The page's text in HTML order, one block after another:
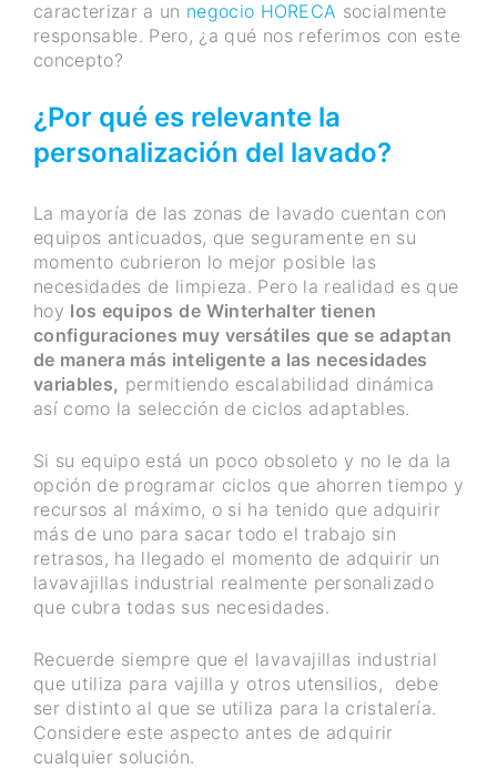
caracterizar a un negocio HORECA socialmente
responsable. Pero, ¿a qué nos referimos con este
concepto?
¿Por qué es relevante la
personalización del lavado?
La mayoría de las zonas de lavado cuentan con
equipos anticuados, que seguramente en su
momento cubrieron lo mejor posible las
necesidades de limpieza. Pero la realidad es que
hoy los equipos de Winterhalter tienen
configuraciones muy versátiles que se adaptan
de manera más inteligente a las necesidades
variables, permitiendo escalabilidad dinámica
así como la selección de ciclos adaptables.
Si su equipo está un poco obsoleto y no le da la
opción de programar ciclos que ahorren tiempo y
recursos al máximo, o si ha tenido que adquirir
más de uno para sacar todo el trabajo sin
retrasos, ha llegado el momento de adquirir un
lavavajillas industrial realmente personalizado
que cubra todas sus necesidades.
Recuerde siempre que el lavavajillas industrial
que utiliza para vajilla y otros utensilios, debe
ser distinto al que se utiliza para la cristalería.
Considere este aspecto antes de adquirir
cualquier solución.